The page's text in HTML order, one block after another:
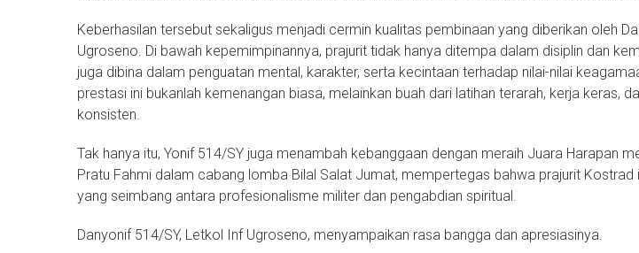
Keberhasilan tersebut sekaligus menjadi cermin kualitas pembinaan yang diberikan oleh
Ugroseno. Di bawah kepemimpinannya, prajurit tidak hanya ditempa dalam disiplin dan
juga dibina dalam penguatan mental, karakter, serta kecintaan terhadap nilai-nilai
prestasi ini bukanlah kemenangan biasa, melainkan buah dari latihan terarah, kerja keras,
konsisten.
Tak hanya itu, Yonif 514/SY juga menambah kebanggaan dengan meraih Juara Harapan
Pratu Fahmi dalam cabang lomba Bilal Salat Jumat, mempertegas bahwa prajurit
yang seimbang antara profesionalisme militer dan pengabdian spiritual.
Danyonif 514/SY, Letkol Inf Ugroseno, menyampaikan rasa bangga dan apresiasinya.